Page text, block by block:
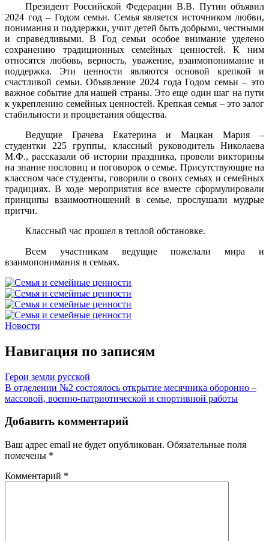
Президент Российской Федерации В.В. Путин объявил
2024 год – Годом семьи. Семья является источником любви,
понимания и поддержки, учит детей быть добрыми, честными
и справедливыми. В Год семьи особое внимание уделено
сохранению традиционных семейных ценностей. К ним
относятся любовь, верность, уважение, взаимопонимание и
поддержка. Эти ценности являются основой крепкой и
счастливой семьи. Объявление 2024 года Годом семьи – это
важное событие для нашей страны. Это еще один шаг на пути
к укреплению семейных ценностей. Крепкая семья – это залог
стабильности и процветания общества.
Ведущие Грачева Екатерина и Мацкан Мария –
студентки 225 группы, классный руководитель Николаева
М.Ф., рассказали об истории праздника, провели викторины
на знание пословиц и поговорок о семье. Присутствующие на
классном часе студенты, говорили о своих семьях и семейных
традициях. В ходе мероприятия все вместе сформулировали
принципы взаимоотношений в семье, прослушали мудрые
притчи.
Классный час прошел в теплой обстановке.
Всем участникам ведущие пожелали мира и
взаимопонимания в семьях.
Новости
Навигация по записям
Герои земли русской
В отделении №2 состоялось открытие месячника оборонно –
массовой, военно-патриотической и спортивной работы
Добавить комментарий
Ваш адрес email не будет опубликован. Обязательные поля
помечены *
Комментарий *